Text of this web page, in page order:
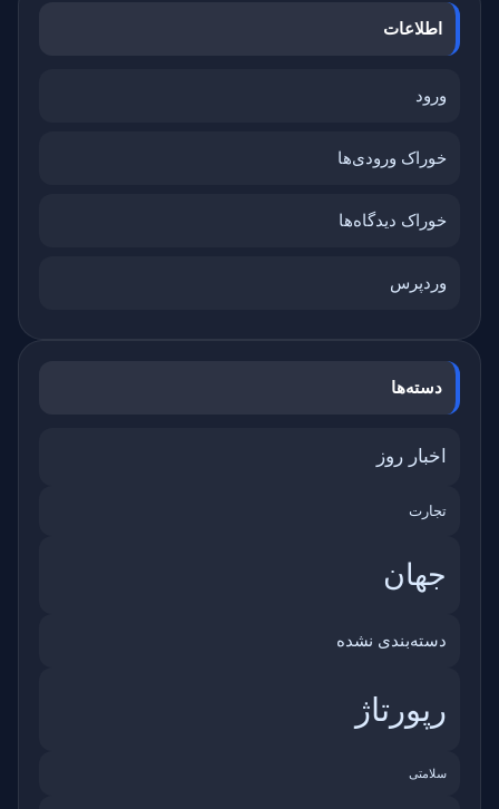
اطلاعات
ورود
خوراک ورودی‌ها
خوراک دیدگاه‌ها
وردپرس
دسته‌ها
اخبار روز
تجارت
جهان
دسته‌بندی نشده
رپورتاژ
سلامتی